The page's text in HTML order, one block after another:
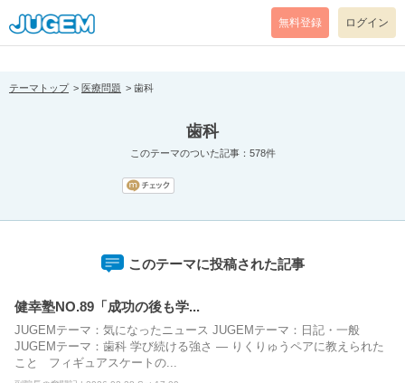
[pear_error: message="Success" code=0 mode=return level=notice
prefix="" info=""]
無料登録 ログイン
テーマトップ 医療問題 歯科
歯科
このテーマのついた記事：578件
このテーマに投稿された記事
健幸塾NO.89「成功の後も学...
JUGEMテーマ：気になったニュース JUGEMテーマ：日記・一般
JUGEMテーマ：歯科 学び続ける強さ ― りくりゅうペアに教えられた
こと フィギュアスケートの...